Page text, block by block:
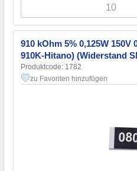
910 kOhm 5% 0,125W 150V
910K-Hitano) (Widerstand
Produktcode: 1782
zu Favoriten hinzufügen